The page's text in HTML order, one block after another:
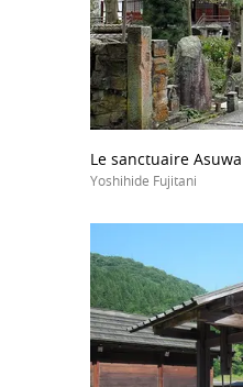
Le sanctuaire Asuwa
Yoshihide Fujitani